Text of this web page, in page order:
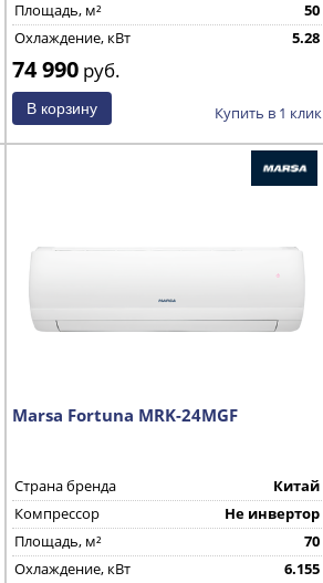
Площадь, м²
50
Охлаждение, кВт
5.28
74 990руб.
Купить в 1 клик
Marsa Fortuna MRK-24MGF
Страна бренда
Китай
Компрессор
Не инвертор
Площадь, м²
70
Охлаждение, кВт
6.155